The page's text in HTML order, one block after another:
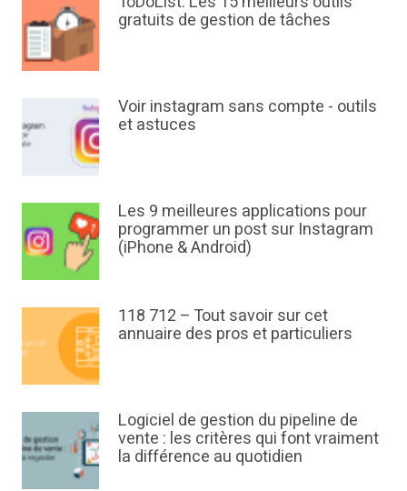
gratuits de gestion de tâches
Voir instagram sans compte - outils
et astuces
Les 9 meilleures applications pour
programmer un post sur Instagram
(iPhone & Android)
118 712 – Tout savoir sur cet
annuaire des pros et particuliers
Logiciel de gestion du pipeline de
vente : les critères qui font vraiment
la différence au quotidien